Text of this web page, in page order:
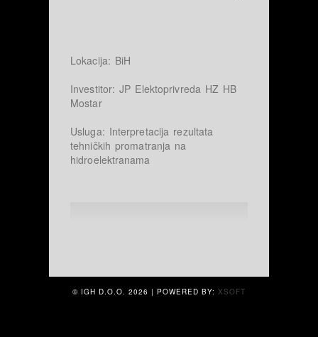
Lokacija: BiH
Investitor: JP Elektoprivreda HZ HB
Mostar
Usluga: Interpretacija rezultata
tehničkih promatranja na
hidroelektranama
© IGH D.O.O. 2026 | POWERED BY: XSOFT